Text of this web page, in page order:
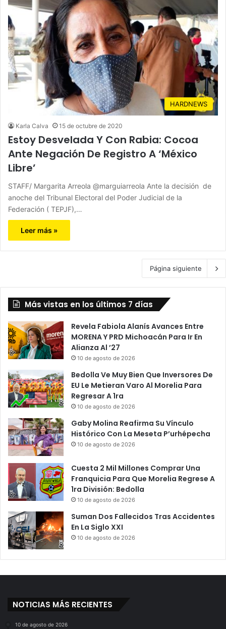
HARDNEWS
Karla Calva 15 de octubre de 2020
Estoy Desvelada Y Con Rabia: Cocoa
Ante Negación De Registro A ‘México
Libre’
STAFF/ Margarita Arreola @marguiarreola Ante la decisión de
anoche del Tribunal Electoral del Poder Judicial de la
Federación ( TEPJF),…
Leer más »
Página siguiente
Más vistas en los últimos 7 días
Revela Fabiola Alanís Avances Entre
MORENA Y PRD Michoacán Para Ir En
Alianza Al ’27
10 de agosto de 2026
Bedolla Ve Muy Bien Que Inversores De
EU Le Metieran Varo Al Morelia Para
Regresar A 1ra
10 de agosto de 2026
Gaby Molina Reafirma Su Vínculo
Histórico Con La Meseta P’urhépecha
10 de agosto de 2026
Cuesta 2 Mil Millones Comprar Una
Franquicia Para Que Morelia Regrese A
1ra División: Bedolla
10 de agosto de 2026
Suman Dos Fallecidos Tras Accidentes
En La Siglo XXI
10 de agosto de 2026
NOTICIAS MÁS RECIENTES
10 de agosto de 2026